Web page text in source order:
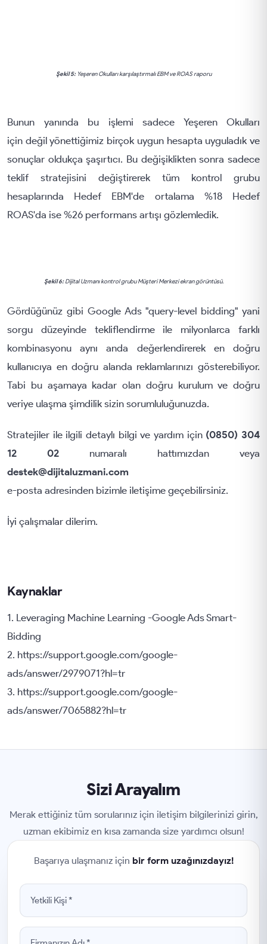
Şekil 5:Yeşeren Okulları karşılaştırmalı EBM ve ROAS raporu
Bunun yanında bu işlemi sadece Yeşeren Okulları
için değil yönettiğimiz birçok uygun hesapta uyguladık ve
sonuçlar oldukça şaşırtıcı. Bu değişiklikten sonra sadece
teklif stratejisini değiştirerek tüm kontrol grubu
hesaplarında Hedef EBM'de ortalama %18 Hedef
ROAS'da ise %26 performans artışı gözlemledik.
Şekil 6:Dijital Uzmanı kontrol grubu Müşteri Merkezi ekran görüntüsü.
Gördüğünüz gibi Google Ads "query-level bidding" yani
sorgu düzeyinde tekliflendirme ile milyonlarca farklı
kombinasyonu aynı anda değerlendirerek en doğru
kullanıcıya en doğru alanda reklamlarınızı gösterebiliyor.
Tabi bu aşamaya kadar olan doğru kurulum ve doğru
veriye ulaşma şimdilik sizin sorumluluğunuzda.
Stratejiler ile ilgili detaylı bilgi ve yardım için (0850) 304
12 02 numaralı hattımızdan veya
destek@dijitaluzmani.com
e-posta adresinden bizimle iletişime geçebilirsiniz.
İyi çalışmalar dilerim.
Kaynaklar
1. Leveraging Machine Learning -Google Ads Smart-
Bidding
2. https://support.google.com/google-
ads/answer/2979071?hl=tr
3. https://support.google.com/google-
ads/answer/7065882?hl=tr
Sizi Arayalım
Merak ettiğiniz tüm sorularınız için iletişim bilgilerinizi girin,
uzman ekibimiz en kısa zamanda size yardımcı olsun!
Başarıya ulaşmanız için bir form uzağınızdayız!